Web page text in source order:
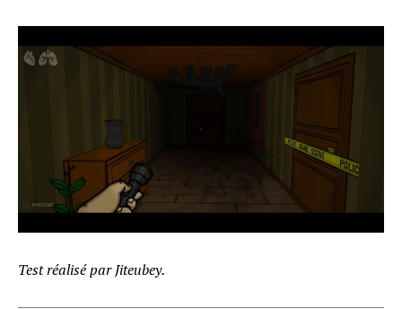
Test réalisé par Jiteubey.
Email